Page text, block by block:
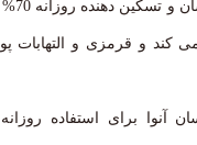
کند و قرمزی و التهابات
آنوا برای استفاده